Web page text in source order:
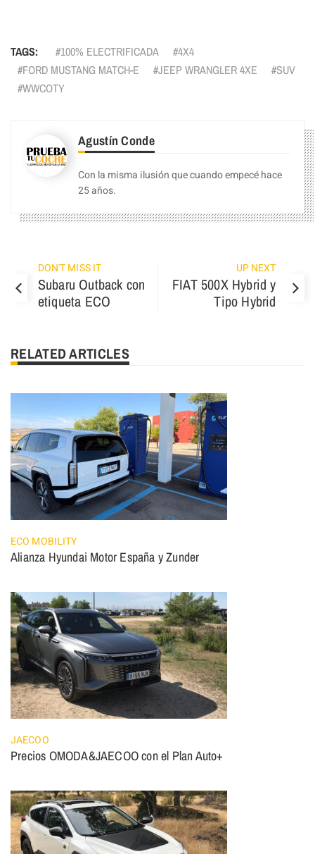
TAGS: 100% ELECTRIFICADA
4X4
FORD MUSTANG MATCH-E
JEEP WRANGLER 4XE
SUV
WWCOTY
Agustín Conde
Con la misma ilusión que cuando empecé hace
25 años.
DON'T MISS IT
Subaru Outback con
etiqueta ECO
UP NEXT
FIAT 500X Hybrid y
Tipo Hybrid
RELATED ARTICLES
ECO MOBILITY
Alianza Hyundai Motor España y Zunder
JAECOO
Precios OMODA&JAECOO con el Plan Auto+